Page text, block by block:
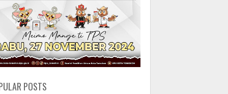
POSTS